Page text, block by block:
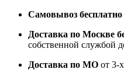
Самовывоз бесплатно
Доставка по Москве
собственной службой
Доставка по МО от 3-